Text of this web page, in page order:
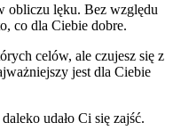
obliczu lęku. Bez względu
co dla Ciebie dobre.
celów, ale czujesz się z
jest dla Ciebie
udało Ci się zajść.